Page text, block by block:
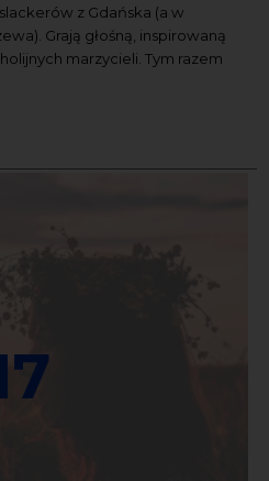
z Gdańska (a w
Grają głośną, inspirowaną
marzycieli. Tym razem
jest Okey w Radiu